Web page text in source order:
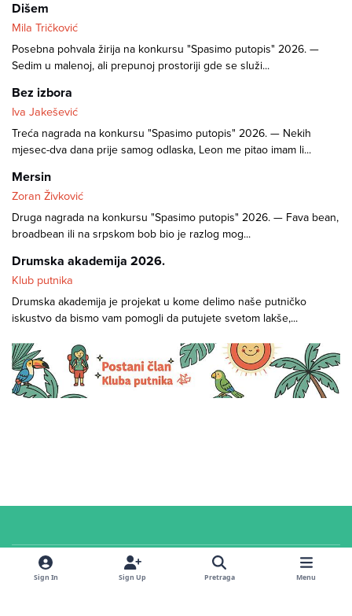
Dišem
Mila Tričković
Posebna pohvala žirija na konkursu "Spasimo putopis" 2026. —
Sedim u malenoj, ali prepunoj prostoriji gde se služi...
Bez izbora
Iva Jakešević
Treća nagrada na konkursu "Spasimo putopis" 2026. — Nekih
mjesec-dva dana prije samog odlaska, Leon me pitao imam li...
Mersin
Zoran Živković
Druga nagrada na konkursu "Spasimo putopis" 2026. — Fava bean,
broadbean ili na srpskom bob bio je razlog mog...
Drumska akademija 2026.
Klub putnika
Drumska akademija je projekat u kome delimo naše putničko
iskustvo da bismo vam pomogli da putujete svetom lakše,...
© 2026 Klub putnika. Sva prava zadržana. Sadržaj u
sekciji i na
Sign In Sign Up Pretraga Menu